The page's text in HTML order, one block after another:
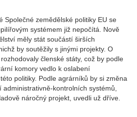
Společné zemědělské politiky EU se
systémem již nepočítá. Nově
měly stát součástí širších
by soutěžily s jinými projekty. O
členské státy, což by podle
komory vedlo k oslabení
politiky. Podle agrárníků by si změna
kontrolních systémů,
náročný projekt, uvedli už dříve.